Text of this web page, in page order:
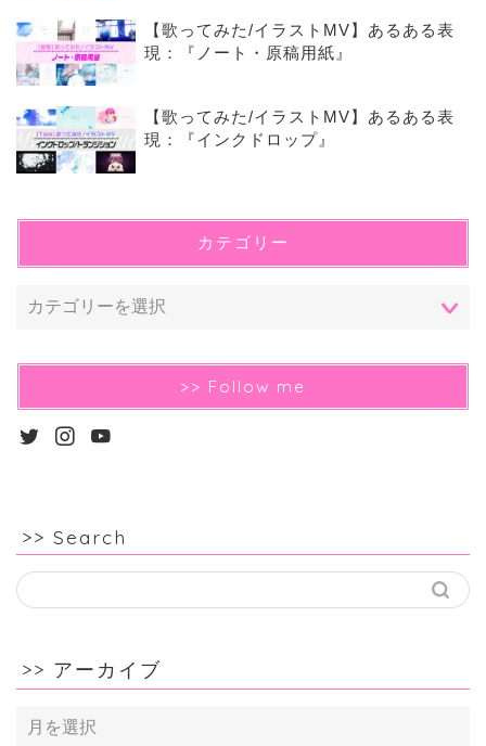
【歌ってみた/イラストMV】あるある表
現：『ノート・原稿用紙』
【歌ってみた/イラストMV】あるある表
現：『インクドロップ』
カテゴリー
>> Follow me
>> Search
>> アーカイブ
ア